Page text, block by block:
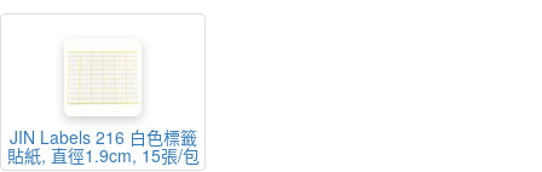
JIN Labels 216 白色標籤
貼紙, 直徑1.9cm, 15張/包